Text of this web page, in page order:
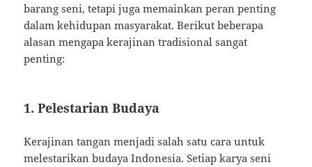
barang seni, tetapi juga memainkan peran penting
dalam kehidupan masyarakat. Berikut beberapa
alasan mengapa kerajinan tradisional sangat
penting:
1.Pelestarian Budaya
Kerajinan tangan menjadi salah satu cara untuk
melestarikan budaya Indonesia. Setiap karya seni